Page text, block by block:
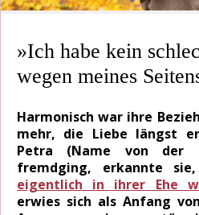
»Ich habe kein
wegen meines
Harmonisch war ihre
mehr, die Liebe längst
Petra (Name von der
fremdging, erkannte sie,
eigentlich in ihrer Ehe
erwies sich als Anfang